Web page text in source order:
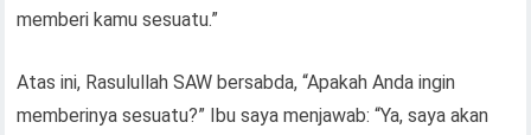
memberi kamu sesuatu.”
Atas ini, Rasulullah SAW bersabda, “Apakah Anda ingin
memberinya sesuatu?” Ibu saya menjawab: “Ya, saya akan